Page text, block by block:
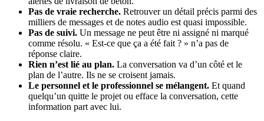
Pas de vraie recherche. Retrouver un détail précis parmi des
milliers de messages et de notes audio est quasi impossible.
Pas de suivi. Un message ne peut être ni assigné ni marqué
comme résolu. « Est-ce que ça a été fait ? » n’a pas de
réponse claire.
Rien n’est lié au plan. La conversation va d’un côté et le
plan de l’autre. Ils ne se croisent jamais.
Le personnel et le professionnel se mélangent. Et quand
quelqu’un quitte le projet ou efface la conversation, cette
information part avec lui.